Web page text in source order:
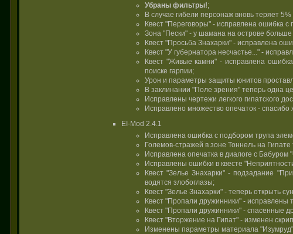
Убраны фильтры!;
В случае гибели персонаж вновь теряет
Квест "Переговоры" - исправлена ошибка
Зона "Пески" - у шамана на острове больше
Квест "Просьба Знахарки" - исправлена
Квест "У губернатора несчастье..." -
Квест "Живые камни" - исправлена
поиске гарпии;
Урон и параметры защиты юнитов
В заклинании "Поле зрения" теперь одна
Исправлены чертежи легкого гипатского
Исправлено множество опечаток - спасибо
EI-Mod 2.4.1
Исправлена ошибка с подбором трупа
Големов-стражей в зоне Тоннель на
Исправлена опечатка в диалоге с Бабуром
Исправлены ошибки в квесте
Квест "Зелье Знахарки" - подзадание
водятся злобоглазы;
Квест "Зелье Знахарки" - теперь открыть
Квест "Пропали дружинники" - исправлены
Квест "Пропали дружинники" - спасенные
Квест "Вторжение на Гипат" - изменен
Изменены параметры материала